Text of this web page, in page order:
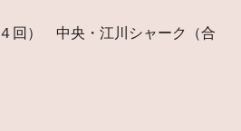
回） 中央・江川シャーク（合